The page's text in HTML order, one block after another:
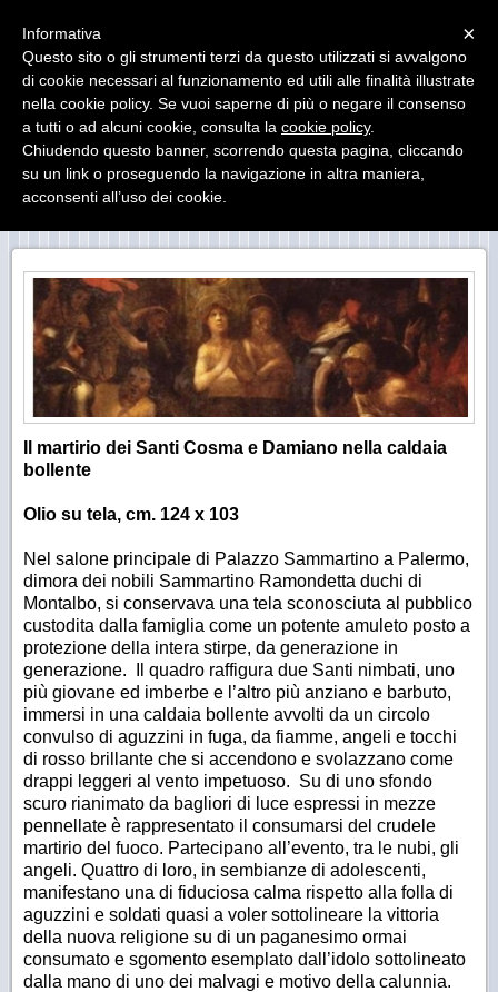
MUseo DIocesano Agrigento
Il Museo Diocesano di Agrigento ha sede presso il
Palazzo Arcivescovile
COS'E' CIO' CHE VEDI
Il martirio dei Santi Cosma e Damiano nella caldaia
bollente
Olio su tela, cm. 124 x 103
Nel salone principale di Palazzo Sammartino a Palermo,
dimora dei nobili Sammartino Ramondetta duchi di
Montalbo, si conservava una tela sconosciuta al pubblico
custodita dalla famiglia come un potente amuleto posto a
protezione della intera stirpe, da generazione in
generazione. Il quadro raffigura due Santi nimbati, uno
più giovane ed imberbe e l’altro più anziano e barbuto,
immersi in una caldaia bollente avvolti da un circolo
convulso di aguzzini in fuga, da fiamme, angeli e tocchi
di rosso brillante che si accendono e svolazzano come
drappi leggeri al vento impetuoso. Su di uno sfondo
scuro rianimato da bagliori di luce espressi in mezze
pennellate è rappresentato il consumarsi del crudele
martirio del fuoco. Partecipano all’evento, tra le nubi, gli
angeli. Quattro di loro, in sembianze di adolescenti,
manifestano una di fiduciosa calma rispetto alla folla di
aguzzini e soldati quasi a voler sottolineare la vittoria
della nuova religione su di un paganesimo ormai
consumato e sgomento esemplato dall’idolo sottolineato
dalla mano di uno dei malvagi e motivo della calunnia.
×
Informativa
Questo sito o gli strumenti terzi da questo utilizzati si avvalgono
di cookie necessari al funzionamento ed utili alle finalità illustrate
nella cookie policy. Se vuoi saperne di più o negare il consenso
a tutti o ad alcuni cookie, consulta la cookie policy.
Chiudendo questo banner, scorrendo questa pagina, cliccando
su un link o proseguendo la navigazione in altra maniera,
acconsenti all’uso dei cookie.